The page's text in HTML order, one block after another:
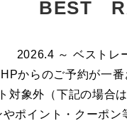
BEST
2026.4 ～ ベストレ
からのご予約が一番
対象外（下記の場合
ポイント・クーポ